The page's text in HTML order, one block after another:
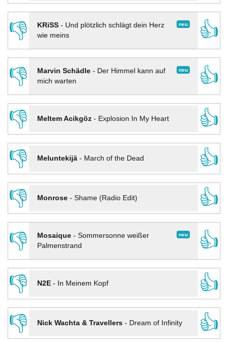
👎
neu
KRiSS- Und plötzlich schlägt dein Herz
wie meins
👍
👎 neu
Marvin Schädle- Der Himmel kann auf
mich warten
👍
👎
Meltem Acikgöz- Explosion In My Heart
👍
👎
Meluntekijä- March of the Dead
👍
👎
Monrose- Shame (Radio Edit)
👍
👎
neu
Mosaique- Sommersonne weißer
Palmenstrand
👍
👎
N2E- In Meinem Kopf
👍
👎
Nick Wachta & Travellers- Dream of Infinity
👍